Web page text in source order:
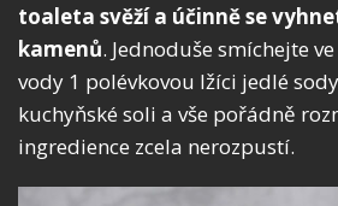
toaleta svěží a účinně se
kamenů. Jednoduše smíchejte
vody 1 polévkovou lžíci jedlé
kuchyňské soli a vše pořádně
ingredience zcela nerozpustí.